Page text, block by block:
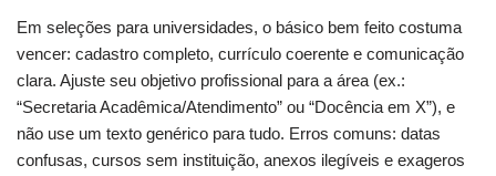
Em seleções para universidades, o básico bem feito costuma
vencer: cadastro completo, currículo coerente e comunicação
clara. Ajuste seu objetivo profissional para a área (ex.:
“Secretaria Acadêmica/Atendimento” ou “Docência em X”), e
não use um texto genérico para tudo. Erros comuns: datas
confusas, cursos sem instituição, anexos ilegíveis e exageros